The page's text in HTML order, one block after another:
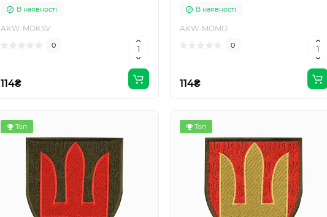
В наявності
AKW-MOKSV
0
114₴
В наявності
AKW-MOMO
0
114₴
Топ Топ